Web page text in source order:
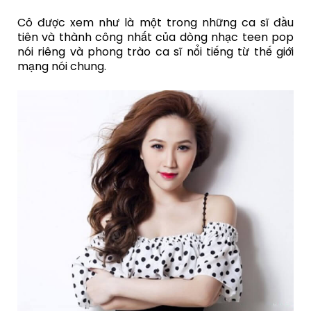
Cô được xem như là một trong những ca sĩ đầu
tiên và thành công nhất của dòng nhạc teen pop
nói riêng và phong trào ca sĩ nổi tiếng từ thế giới
mạng nói chung.